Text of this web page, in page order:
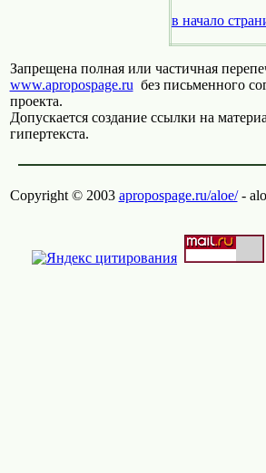
в начало
Запрещена полная или частичная
www.apropospage.ru без письменного
проекта.
Допускается создание ссылки на
гипертекста.
Copyright © 2003 apropospage.ru/aloe/-